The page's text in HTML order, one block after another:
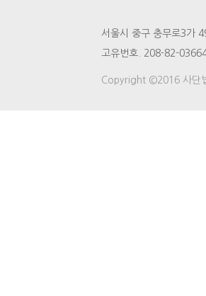
서울시 중구 충무로3가
고유번호. 208-82-
Copyright ©2016 사단